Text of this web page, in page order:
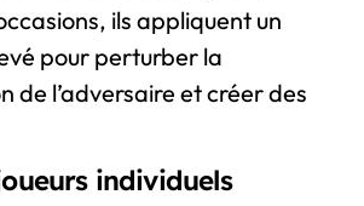
ils appliquent un
pour perturber la
de l’adversaire et créer des
individuels